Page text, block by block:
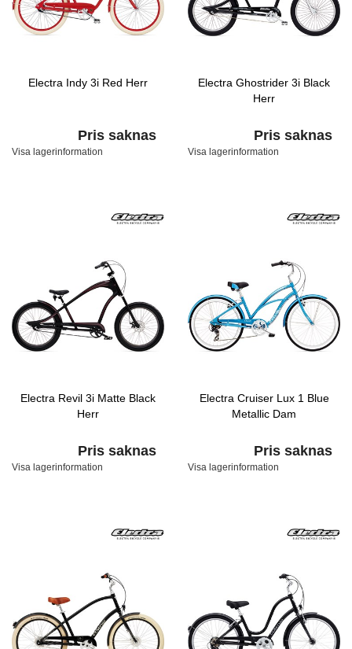
Electra Indy 3i Red Herr
Pris saknas
Visa lagerinformation
Electra Ghostrider 3i Black
Herr
Pris saknas
Visa lagerinformation
Electra Revil 3i Matte Black
Herr
Pris saknas
Visa lagerinformation
Electra Cruiser Lux 1 Blue
Metallic Dam
Pris saknas
Visa lagerinformation